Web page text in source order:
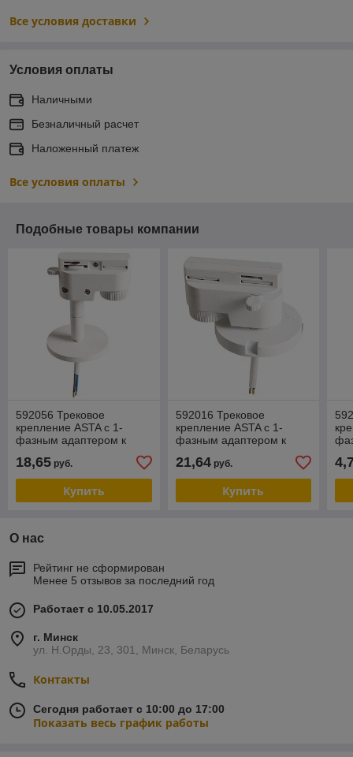
Все условия доставки
Условия оплаты
Наличными
Безналичный расчет
Наложенный платеж
Все условия оплаты
Подобные товары компании
592056 Трековое
крепление ASTA с 1-
фазным адаптером к
БЕЛЫЙ
18,65 руб.
Купить
592016 Трековое
крепление ASTA с 1-
фазным адаптером к
БЕЛЫЙ
21,64руб.
Купить
О нас
Рейтинг не сформирован
Менее 5 отзывов за последний год
Работает с 10.05.2017
г. Минск
ул. Н.Орды, 23, 301, Минск, Беларусь
Контакты
Сегодня работает с 10:00 до 17:00
Показать весь график работы